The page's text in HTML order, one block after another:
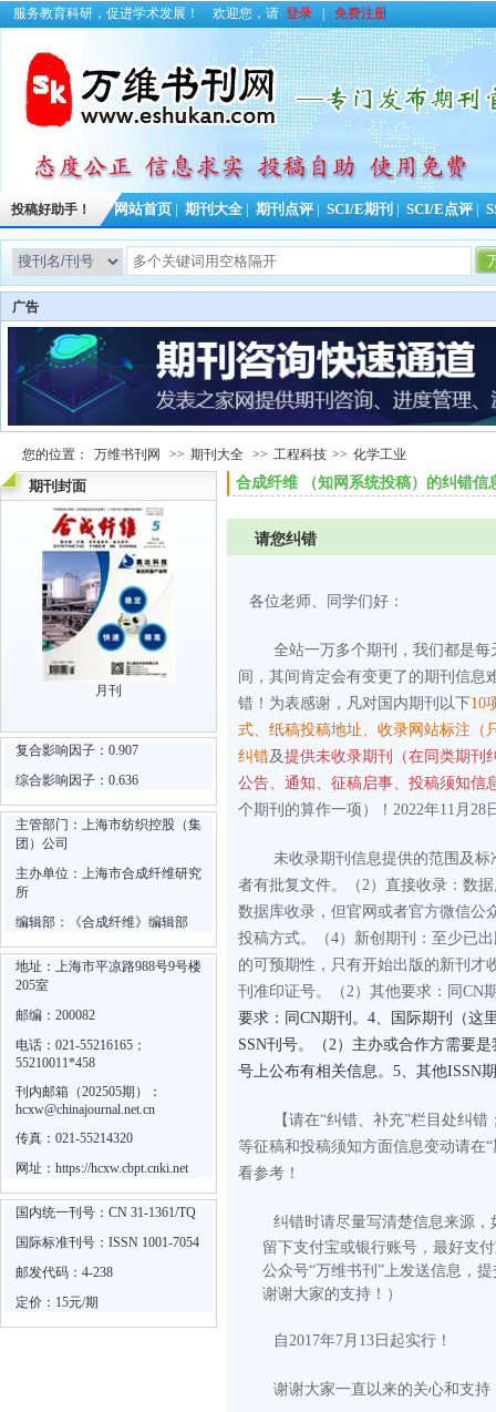
服务教育科研，促进学术发展！ 欢迎您，请 登录 免费注册
投稿好助手！ 网站首页 期刊大全 期刊点评 SCI/E期刊 SCI/E点评
广告
您的位置： 万维书刊网 >> 期刊大全 >> 工程科技 >> 化学工业
期刊封面
月刊
复合影响因子：0.907
综合影响因子：0.636
主管部门：上海市纺织控股（集
团）公司
主办单位：上海市合成纤维研究
所
编辑部：《合成纤维》编辑部
地址：上海市平凉路988号9号楼
205室
邮编：200082
电话：021-55216165；
55210011*458
刊内邮箱（202505期）：
hcxw@chinajournal.net.cn
传真：021-55214320
网址： https://hcxw.cbpt.cnki.net
国内统一刊号：CN 31-1361/TQ
国际标准刊号：ISSN 1001-7054
邮发代码：4-238
定价：15元/期
合成纤维 （知网系统投稿）的纠错信
请您纠错
各位老师、同学们好：
全站一万多个期刊，我们都是
间，其间肯定会有变更了的期刊信息
错！为表感谢，凡对国内期刊以下10
式、纸稿投稿地址、收录网站标注（
纠错及提供未收录期刊（在同类期刊
公告、通知、征稿启事、投稿须知信
个期刊的算作一项）！2022年11月28
未收录期刊信息提供的范围及标
者有批复文件。
（2）直接收录：数
数据库收录，但官网或者官方微信公
投稿方式。
（4）新创期刊：至少已
的可预期性，只有开始出版的新刊才
刊准印证号。
（2）其他要求：同CN
要求：同CN期刊。4、国际期刊（这
SSN刊号。（2）主办或合作方需要
号上公布有相关信息。5、其他ISSN
【请在“纠错、补充”栏目处纠
等征稿和投稿须知方面信息变动请在
看参考！
纠错时请尽量写清楚信息来源
留下支付宝或银行账号，最好支
公众号“万维书刊”上发送信息，
谢谢大家的支持！）
自2017年7月13日起实行！
谢谢大家一直以来的关心和支持